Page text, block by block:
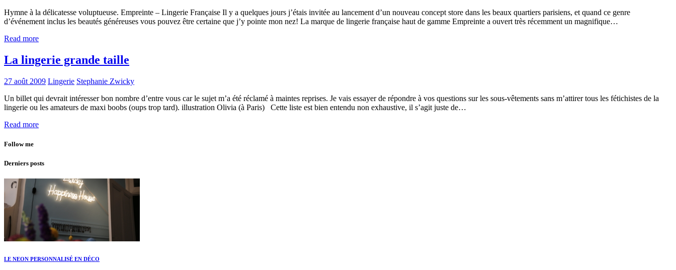
Hymne à la délicatesse voluptueuse. Empreinte – Lingerie Française Il y a quelques jours j’étais invitée au lancement d’un nouveau concept store dans les beaux quartiers parisiens, et quand ce genre
d’événement inclus les beautés généreuses vous pouvez être certaine que j’y pointe mon nez! La marque de lingerie française haut de gamme Empreinte a ouvert très récemment un magnifique…
Read more
La lingerie grande taille
27 août 2009 Lingerie Stephanie Zwicky
Un billet qui devrait intéresser bon nombre d’entre vous car le sujet m’a été réclamé à maintes reprises. Je vais essayer de répondre à vos questions sur les sous-vêtements sans m’attirer tous les fétichistes de la
lingerie ou les amateurs de maxi boobs (oups trop tard). illustration Olivia (à Paris) Cette liste est bien entendu non exhaustive, il s’agit juste de…
Read more
Follow me
Derniers posts
LE NEON PERSONNALISÉ EN DÉCO